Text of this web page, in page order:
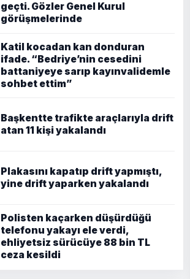
geçti. Gözler Genel Kurul
görüşmelerinde
Katil kocadan kan donduran
ifade. “Bedriye’nin cesedini
battaniyeye sarıp kayınvalidemle
sohbet ettim”
Başkentte trafikte araçlarıyla drift
atan 11 kişi yakalandı
Plakasını kapatıp drift yapmıştı,
yine drift yaparken yakalandı
Polisten kaçarken düşürdüğü
telefonu yakayı ele verdi,
ehliyetsiz sürücüye 88 bin TL
ceza kesildi